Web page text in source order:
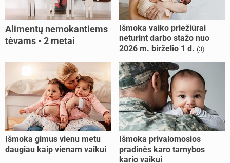
Alimentų nemokantiems
tėvams - 2 metai
Išmoka vaiko priežiūrai
neturint darbo stažo nuo
2026 m. birželio 1 d. (3)
Išmoka gimus vienu metu
daugiau kaip vienam vaikui
Išmoka privalomosios
pradinės karo tarnybos
kario vaikui